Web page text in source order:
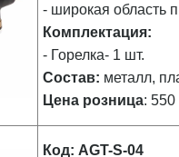
- широкая область
Комплектация:
- Горелка- 1 шт.
Состав: металл,
Цена розница: 550
Код: AGT-S-04